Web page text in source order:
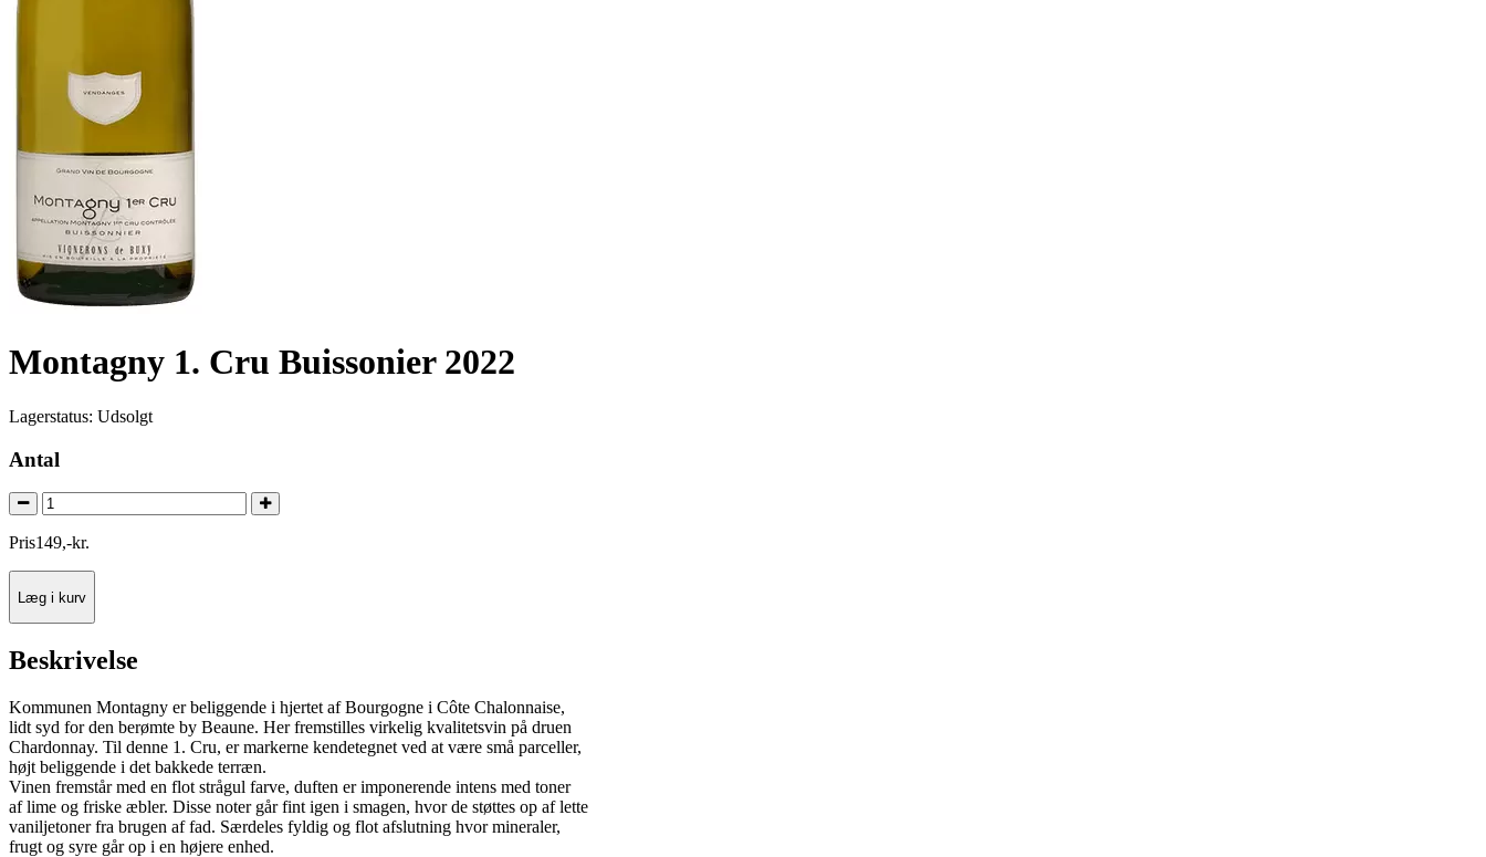
Montagny 1. Cru Buissonier 2022
Lagerstatus: Udsolgt
Antal
Pris149,-kr.
Læg i kurv
Beskrivelse
Kommunen Montagny er beliggende i hjertet af Bourgogne i Côte Chalonnaise,
lidt syd for den berømte by Beaune. Her fremstilles virkelig kvalitetsvin på druen
Chardonnay. Til denne 1. Cru, er markerne kendetegnet ved at være små parceller,
højt beliggende i det bakkede terræn.
Vinen fremstår med en flot strågul farve, duften er imponerende intens med toner
af lime og friske æbler. Disse noter går fint igen i smagen, hvor de støttes op af lette
vaniljetoner fra brugen af fad. Særdeles fyldig og flot afslutning hvor mineraler,
frugt og syre går op i en højere enhed.